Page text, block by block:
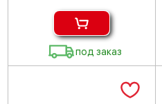
под заказ